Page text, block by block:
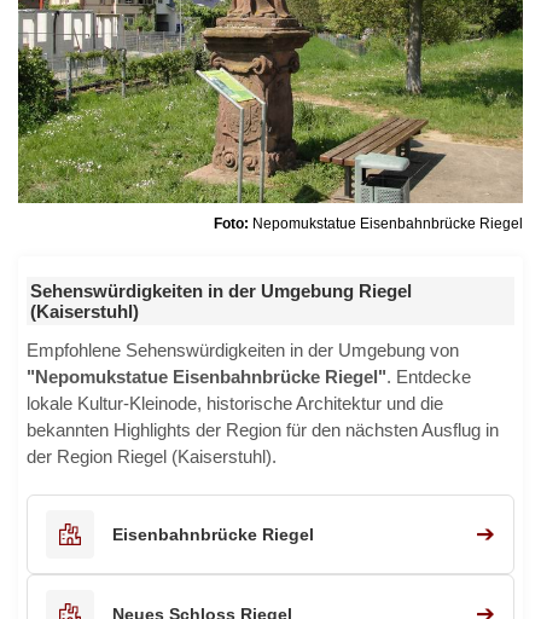
Foto: Nepomukstatue Eisenbahnbrücke Riegel
Sehenswürdigkeiten in der Umgebung Riegel
(Kaiserstuhl)
Empfohlene Sehenswürdigkeiten in der Umgebung von
"Nepomukstatue Eisenbahnbrücke Riegel". Entdecke
lokale Kultur-Kleinode, historische Architektur und die
bekannten Highlights der Region für den nächsten Ausflug in
der Region Riegel (Kaiserstuhl).
Eisenbahnbrücke Riegel ➔
Neues Schloss Riegel ➔